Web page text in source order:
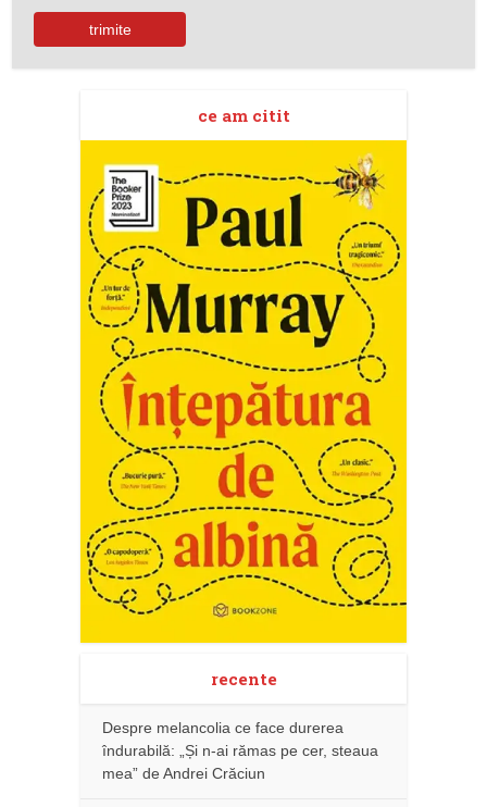
ce am citit
recente
Despre melancolia ce face durerea
îndurabilă: „Și n-ai rămas pe cer, steaua
mea” de Andrei Crăciun